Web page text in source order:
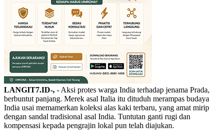
LANGIT7.ID-, - Aksi protes warga India terhadap jenama Prada,
berbuntut panjang. Merek asal Italia itu dituduh merampas budaya
India usai memamerkan koleksi alas kaki terbaru, yang amat mirip
dengan sandal tradisional asal India. Tuntutan ganti rugi dan
kompensasi kepada pengrajin lokal pun telah diajukan.